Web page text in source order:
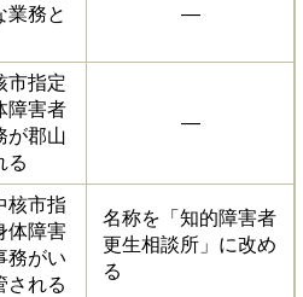
業務と
―
市指定
障害者
が郡山
る
―
核市指
体障害
務がい
される
名称を「知的障害者
更生相談所」に改め
る